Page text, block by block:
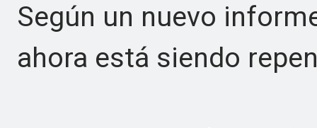
Según un nuevo
ahora está siendo